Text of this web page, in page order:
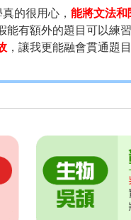
的很用心， 能將文法和
能有額外的題目可以練
，讓我更能融會貫通題